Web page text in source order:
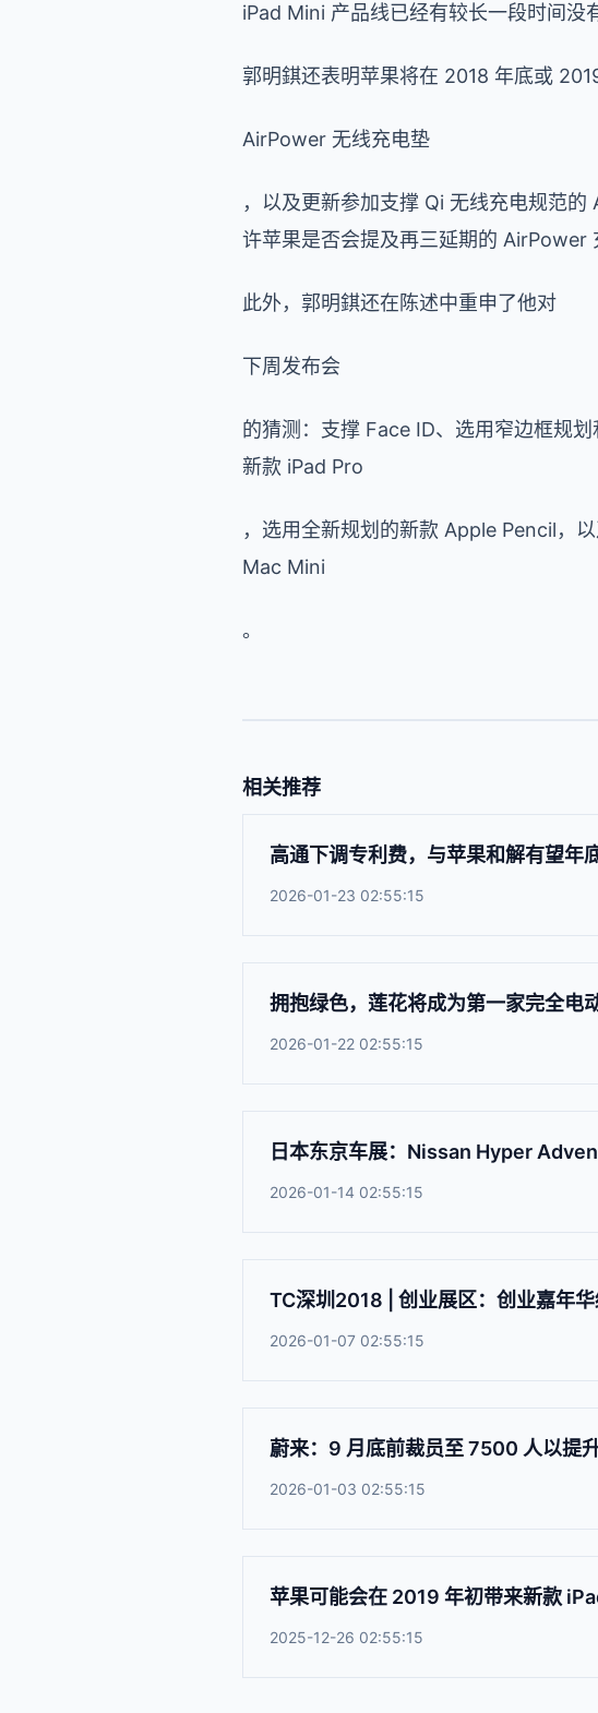
iPad Mini 产品线已经有较长一段时间
郭明錤还表明苹果将在 2018 年底或
AirPower 无线充电垫
，以及更新参加支撑 Qi 无线充电规范
许苹果是否会提及再三延期的 AirPower
此外，郭明錤还在陈述中重申了他对
下周发布会
的猜测：支撑 Face ID、选用窄边框规
新款 iPad Pro
，选用全新规划的新款 Apple Pencil，
Mac Mini
。
相关推荐
高通下调专利费，与苹果和解有望年
2026-01-23 02:55:15
拥抱绿色，莲花将成为第一家完全电
2026-01-22 02:55:15
日本东京车展：Nissan Hyper
2026-01-14 02:55:15
TC深圳2018 | 创业展区：创业嘉年
2026-01-07 02:55:15
蔚来：9 月底前裁员至 7500 人以提
2026-01-03 02:55:15
苹果可能会在 2019 年初带来新款
2025-12-26 02:55:15